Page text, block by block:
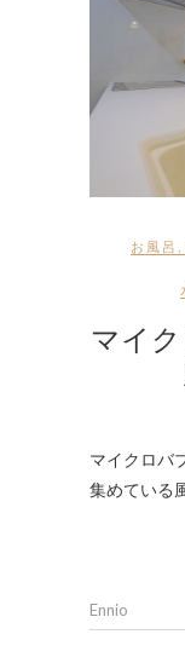
お風呂
マイ
マイクロバ
集めている
Ennio